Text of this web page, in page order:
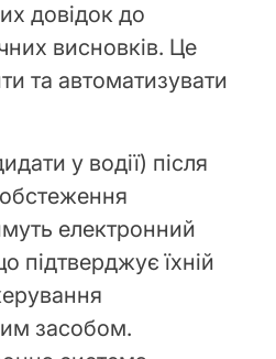
довідок до
висновків. Це
та автоматизувати
у водії) після
електронний
підтверджує їхній
засобом.